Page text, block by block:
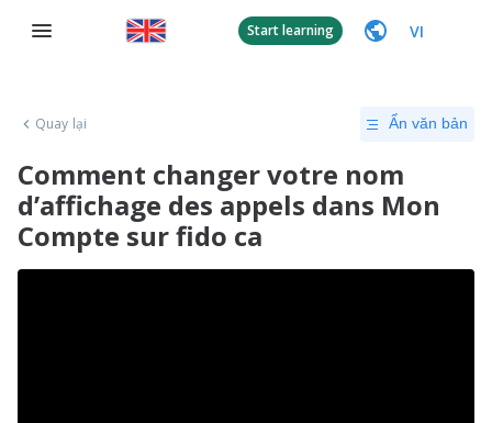
Start learning VI
Quay lại Ẩn văn bản
Comment changer votre nom
d’affichage des appels dans Mon
Compte sur fido ca